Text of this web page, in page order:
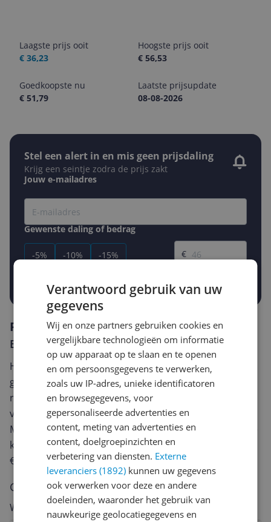
Laagste prijs ooit
€ 36,23
Hoogste prijs ooit
€ 56,53
Goedkoopste nu
€ 51,79
Laatste prijsupdate
08-08-2026
Stel een alert in en mis geen prijsdaling
Krijg een seintje zodra de prijs zakt
Jouw e-mailadres
Gewenste daling of bedrag
-5% -10% -15%
Gewenste prijs
€
Reviews
Er zijn nog geen reviews geschreven
Heb jij dit product in bezit en wil je graag je mening
geven? Start dan hieronder met het schrijven van je
review. Afhankelijk van de details duurt het schrijven
van een review gemiddeld tussen de 3 en 10 minuten.
Met jouw mening help je andere bezoekers een betere
keuze te maken én maak je iedere maand kans op
€250,-!
Klik hier voor de actievoorwaarden.
Cijfer
Welk cijfer geef jij dit product?
Verantwoord gebruik van uw
gegevens
Wij en onze partners gebruiken cookies en
vergelijkbare technologieën om informatie
op uw apparaat op te slaan en te openen
en om persoonsgegevens te verwerken,
zoals uw IP-adres, unieke identificatoren
en browsegegevens, voor
gepersonaliseerde advertenties en
content, meting van advertenties en
content, doelgroepinzichten en
verbetering van diensten. Externe
leveranciers (1892) kunnen uw gegevens
ook verwerken voor deze en andere
doeleinden, waaronder het gebruik van
nauwkeurige geolocatiegegevens en